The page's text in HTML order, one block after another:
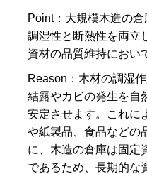
Point：大規模木造の
調湿性と断熱性を両立
資材の品質維持におい
Reason：木材の調湿
結露やカビの発生を自
安定させます。これに
や紙製品、食品などの
に、木造の倉庫は固定
であるため、長期的な